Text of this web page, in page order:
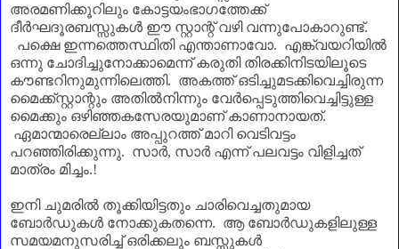
അരമണിക്കൂറിലും കോട്ടയംഭാഗത്തേക്ക്
ദീർഘദൂരബസ്സുകൾ ഈ സ്റ്റാന്റ് വഴി വന്നുപോകാറുണ്ട്.
പക്ഷെ ഇന്നത്തെസ്ഥിതി എന്താണാവോ. എങ്ക്വയറിയിൽ
ഒന്നു ചോദിച്ചുനോക്കാമെന്ന് കരുതി തിരക്കിനിടയിലൂടെ
കൗണ്ടറിനുമുന്നിലെത്തി. അകത്ത് ഒടിച്ചുമടക്കിവെച്ചിരുന്ന
മൈക്ക്സ്റ്റാന്റും അതിൽനിന്നും വേർപ്പെടുത്തിവെച്ചിട്ടുള്ള
മൈക്കും ഒഴിഞ്ഞകസേരയുമാണ്‌ കാണാനായത്.
ഏമാന്മാരെല്ലാം അപ്പുറത്ത് മാറി വെടിവട്ടം
പറഞ്ഞിരിക്കുന്നു. സാർ, സാർ എന്ന് പലവട്ടം വിളിച്ചത്
മാത്രം മിച്ചം.!
ഇനി ചുമരിൽ തൂക്കിയിട്ടതും ചാരിവെച്ചതുമായ
ബോർഡുകൾ നോക്കുകതന്നെ. ആ ബോർഡുകളിലുള്ള
സമയമനുസരിച്ച് ഒരിക്കലും ബസ്സുകൾ